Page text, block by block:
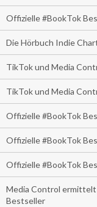
Offizielle #BookTok
Die Hörbuch Indie
TikTok und Media
TikTok und Media
Offizielle #BookTok
Offizielle #BookTok
Offizielle #BookTok
Media Control ermittelt
Bestseller